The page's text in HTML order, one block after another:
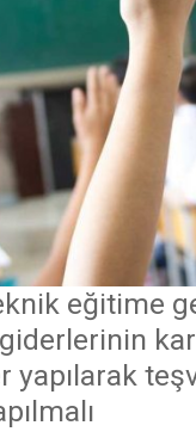
eğitime
yapılarak